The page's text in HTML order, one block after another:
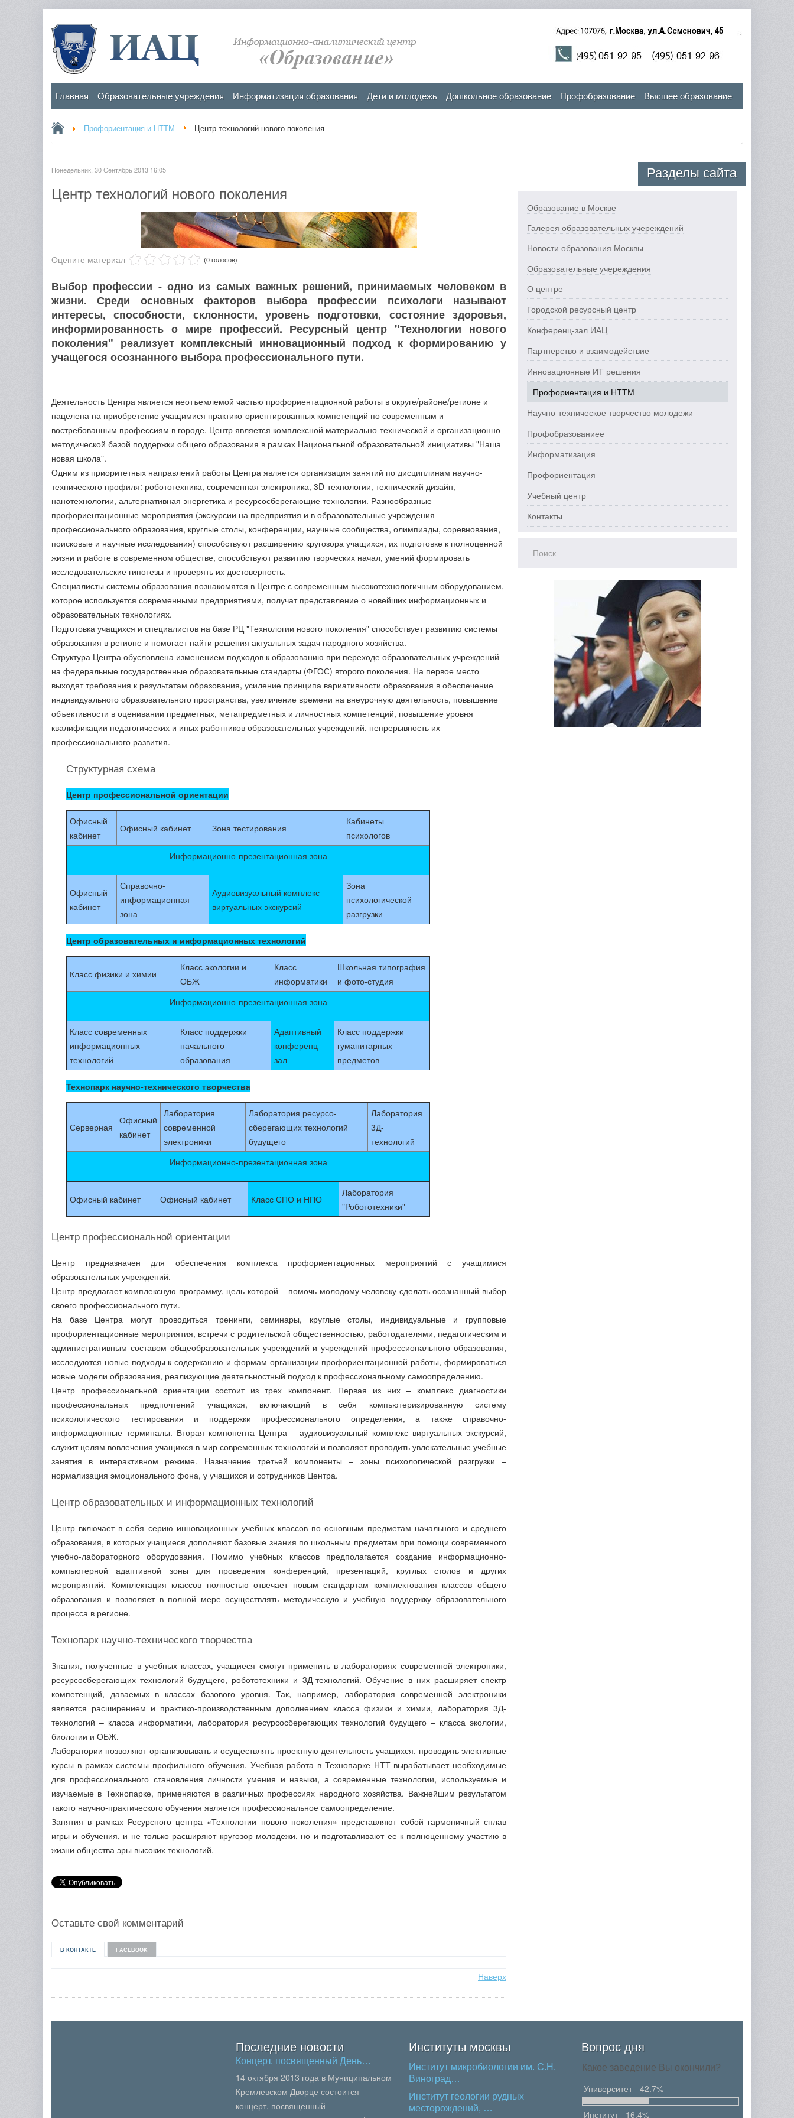
Главная Образовательные учреждения Информатизация образования Дети и молодежь Дошкольное образование Профобразование Высшее образование
Профориентация и НТТМ Центр технологий нового поколения
Понедельник, 30 Сентябрь 2013 16:05
Центр технологий нового поколения
Оцените материал (0 голосов)
Выбор профессии - одно из самых важных решений, принимаемых человеком в
жизни. Среди основных факторов выбора профессии психологи называют
интересы, способности, склонности, уровень подготовки, состояние здоровья,
информированность о мире профессий. Ресурсный центр "Технологии нового
поколения" реализует комплексный инновационный подход к формированию у
учащегося осознанного выбора профессионального пути.
Деятельность Центра является неотъемлемой частью профориентационной работы в округе/районе/регионе и
нацелена на приобретение учащимися практико-ориентированных компетенций по современным и
востребованным профессиям в городе. Центр является комплексной материально-технической и организационно-
методической базой поддержки общего образования в рамках Национальной образовательной инициативы "Наша
новая школа".
Одним из приоритетных направлений работы Центра является организация занятий по дисциплинам научно-
технического профиля: робототехника, современная электроника, 3D-технологии, технический дизайн,
нанотехнологии, альтернативная энергетика и ресурсосберегающие технологии. Разнообразные
профориентационные мероприятия (экскурсии на предприятия и в образовательные учреждения
профессионального образования, круглые столы, конференции, научные сообщества, олимпиады, соревнования,
поисковые и научные исследования) способствуют расширению кругозора учащихся, их подготовке к полноценной
жизни и работе в современном обществе, способствуют развитию творческих начал, умений формировать
исследовательские гипотезы и проверять их достоверность.
Специалисты системы образования познакомятся в Центре с современным высокотехнологичным оборудованием,
которое используется современными предприятиями, получат представление о новейших информационных и
образовательных технологиях.
Подготовка учащихся и специалистов на базе РЦ "Технологии нового поколения" способствует развитию системы
образования в регионе и помогает найти решения актуальных задач народного хозяйства.
Структура Центра обусловлена изменением подходов к образованию при переходе образовательных учреждений
на федеральные государственные образовательные стандарты (ФГОС) второго поколения. На первое место
выходят требования к результатам образования, усиление принципа вариативности образования в обеспечение
индивидуального образовательного пространства, увеличение времени на внеурочную деятельность, повышение
объективности в оценивании предметных, метапредметных и личностных компетенций, повышение уровня
квалификации педагогических и иных работников образовательных учреждений, непрерывность их
профессионального развития.
Структурная схема
Центр профессиональной ориентации
Офисный
кабинет
Офисный кабинет Зона тестирования
Кабинеты
психологов
Информационно-презентационная зона
Офисный
кабинет
Справочно-
информационная
зона
Аудиовизуальный комплекс
виртуальных экскурсий
Зона
психологической
разгрузки
Центр образовательных и информационных технологий
Класс физики и химии
Класс экологии и
ОБЖ
Класс
информатики
Школьная типография
и фото-студия
Информационно-презентационная зона
Класс современных
информационных
технологий
Класс поддержки
начального
образования
Адаптивный
конференц-
зал
Класс поддержки
гуманитарных
предметов
Технопарк научно-технического творчества
Серверная
Офисный
кабинет
Лаборатория
современной
электроники
Лаборатория ресурсо-
сберегающих технологий
будущего
Лаборатория
3Д-
технологий
Информационно-презентационная зона
Офисный кабинет Офисный кабинет Класс СПО и НПО
Лаборатория
"Робототехники"
Центр профессиональной ориентации
Центр предназначен для обеспечения комплекса профориентационных мероприятий с учащимися
образовательных учреждений.
Центр предлагает комплексную программу, цель которой – помочь молодому человеку сделать осознанный выбор
своего профессионального пути.
На базе Центра могут проводиться тренинги, семинары, круглые столы, индивидуальные и групповые
профориентационные мероприятия, встречи с родительской общественностью, работодателями, педагогическим и
административным составом общеобразовательных учреждений и учреждений профессионального образования,
исследуются новые подходы к содержанию и формам организации профориентационной работы, формироваться
новые модели образования, реализующие деятельностный подход к профессиональному самоопределению.
Центр профессиональной ориентации состоит из трех компонент. Первая из них – комплекс диагностики
профессиональных предпочтений учащихся, включающий в себя компьютеризированную систему
психологического тестирования и поддержки профессионального определения, а также справочно-
информационные терминалы. Вторая компонента Центра – аудиовизуальный комплекс виртуальных экскурсий,
служит целям вовлечения учащихся в мир современных технологий и позволяет проводить увлекательные учебные
занятия в интерактивном режиме. Назначение третьей компоненты – зоны психологической разгрузки –
нормализация эмоционального фона, у учащихся и сотрудников Центра.
Центр образовательных и информационных технологий
Центр включает в себя серию инновационных учебных классов по основным предметам начального и среднего
образования, в которых учащиеся дополняют базовые знания по школьным предметам при помощи современного
учебно-лабораторного оборудования. Помимо учебных классов предполагается создание информационно-
компьютерной адаптивной зоны для проведения конференций, презентаций, круглых столов и других
мероприятий. Комплектация классов полностью отвечает новым стандартам комплектования классов общего
образования и позволяет в полной мере осуществлять методическую и учебную поддержку образовательного
процесса в регионе.
Технопарк научно-технического творчества
Знания, полученные в учебных классах, учащиеся смогут применить в лабораториях современной электроники,
ресурсосберегающих технологий будущего, робототехники и 3Д-технологий. Обучение в них расширяет спектр
компетенций, даваемых в классах базового уровня. Так, например, лаборатория современной электроники
является расширением и практико-производственным дополнением класса физики и химии, лаборатория 3Д-
технологий – класса информатики, лаборатория ресурсосберегающих технологий будущего – класса экологии,
биологии и ОБЖ.
Лаборатории позволяют организовывать и осуществлять проектную деятельность учащихся, проводить элективные
курсы в рамках системы профильного обучения. Учебная работа в Технопарке НТТ вырабатывает необходимые
для профессионального становления личности умения и навыки, а современные технологии, используемые и
изучаемые в Технопарке, применяются в различных профессиях народного хозяйства. Важнейшим результатом
такого научно-практического обучения является профессиональное самоопределение.
Занятия в рамках Ресурсного центра «Технологии нового поколения» представляют собой гармоничный сплав
игры и обучения, и не только расширяют кругозор молодежи, но и подготавливают ее к полноценному участию в
жизни общества эры высоких технологий.
Оставьте свой комментарий
В КОНТАКТЕ FACEBOOK
Наверх
Разделы сайта
Образование в Москве
Галерея образовательных учереждений
Новости образования Москвы
Образовательные учереждения
О центре
Городской ресурсный центр
Конференц-зал ИАЦ
Партнерство и взаимодействие
Инновационные ИТ решения
Профориентация и НТТМ
Научно-техническое творчество молодежи
Профобразованиее
Информатизация
Профориентация
Учебный центр
Контакты
Последние новости
Концерт, посвященный День…
14 октября 2013 года в Муниципальном
Кремлевском Дворце состоится
концерт, посвященный
Институты москвы
Институт микробиологии им. С.Н.
Виноград…
Институт геологии рудных
месторождений, …
Вопрос дня
Какое заведение Вы окончили?
Университет - 42.7%
Институт - 16.4%